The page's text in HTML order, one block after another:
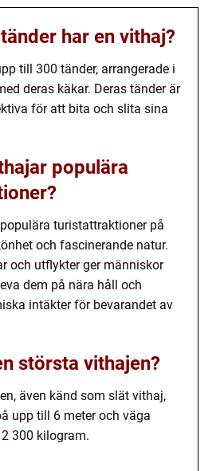
har en vithaj?
till 300 tänder, arrangerade i
deras käkar. Deras tänder är
för att bita och slita sina
populära
turistattraktioner på
och fascinerande natur.
och utflykter ger människor
dem på nära håll och
intäkter för bevarandet av
största vithajen?
även känd som slät vithaj,
upp till 6 meter och väga
300 kilogram.